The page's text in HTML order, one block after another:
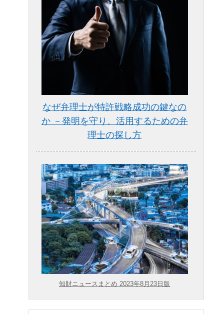
なぜ弁理士が特許戦略成功の鍵なの
か －発明を守り、活用するための弁
理士の探し方
知財ニュースまとめ 2023年8月23日版